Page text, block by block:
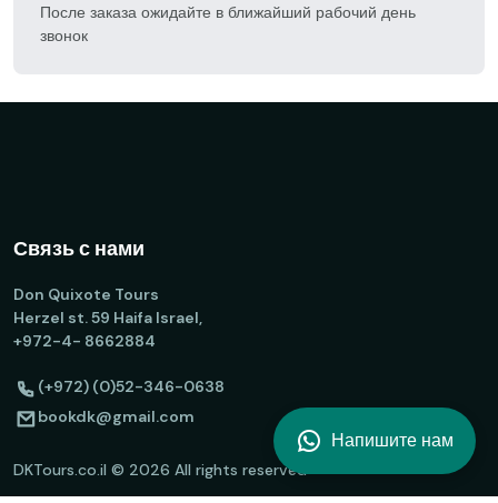
После заказа ожидайте в ближайший рабочий день
звонок
Связь с нами
Don Quixote Tours
Herzel st. 59 Haifa Israel,
+972-4- 8662884
(+972) (0)52-346-0638
bookdk@gmail.com
DKTours.co.il © 2026 All rights reserved
Напишите нам